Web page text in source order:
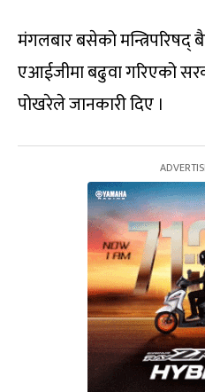
मंगलबार बसेको
एआईजीमा बढुवा गरिएको
पोखरेले जानकारी दिए ।